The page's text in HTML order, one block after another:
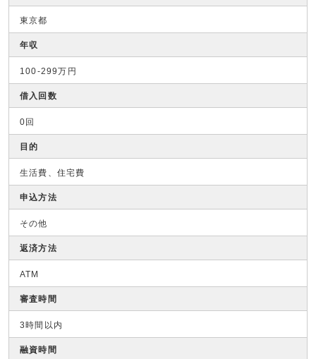
東京都
年収
100-299万円
借入回数
0回
目的
生活費、住宅費
申込方法
その他
返済方法
ATM
審査時間
3時間以内
融資時間